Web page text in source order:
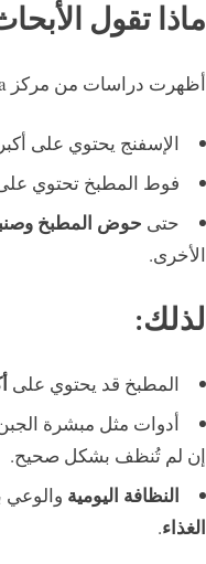
ماذا تقول
أظهرت دراسات من مركز Nofima أن:
الإسفنج يحتوي على
فوط المطبخ تحتوي
حتى حوض المطبخ
الأخرى.
لذلك:
المطبخ قد يحتوي على
أدوات مثل مبشرة
إن لم تُنظف بشكل صحيح.
النظافة اليومية
الغذاء.